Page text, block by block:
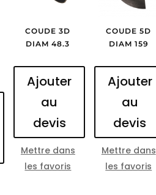
COUDE 3D
DIAM 48.3
Ajouter
au
devis
Mettre dans
les favoris
COUDE 5D
DIAM 159
Ajouter
au
devis
Mettre dans
les favoris